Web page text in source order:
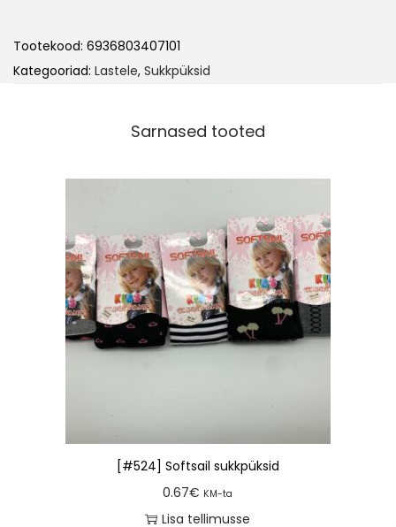
Tootekood: 6936803407101
Kategooriad: Lastele, Sukkpüksid
Sarnased tooted
[#524] Softsail sukkpüksid
0.67€ KM-ta
Lisa tellimusse